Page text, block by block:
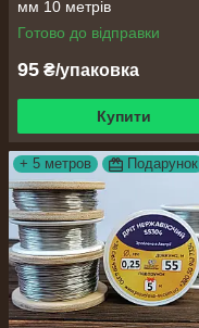
мм 10 метрів
Готово до відправки
95 ₴/упаковка
Купити
+ 5 метров Подарунок